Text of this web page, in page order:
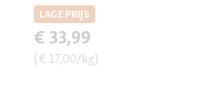
LAGE PRIJS
€ 33,99
(€ 17,00/kg)